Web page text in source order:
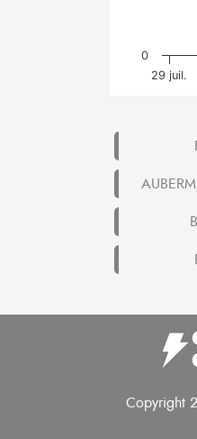
29 juil.
0
Copyright